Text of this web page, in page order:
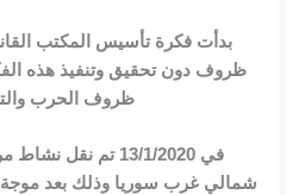
ظروف دون تحقيق وتنفيذ هذه
في 13/1/2020 تم
شمالي غرب سوريا وذلك بعد